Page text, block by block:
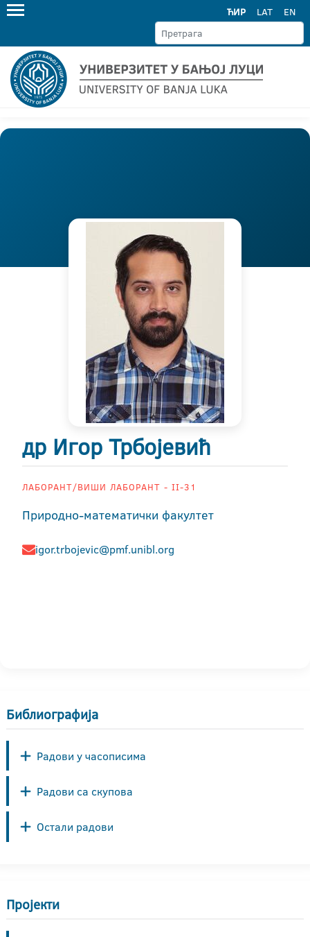
ЋИР LAT EN
др Игор Трбојевић
ЛАБОРАНТ/ВИШИ ЛАБОРАНТ - II-31
Природно-математички факултет
igor.trbojevic@pmf.unibl.org
Библиографија
Радови у часописима
Радови са скупова
Остали радови
Пројекти